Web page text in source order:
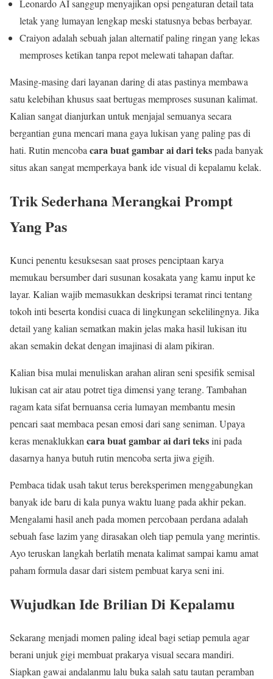
Leonardo AI sanggup menyajikan opsi pengaturan detail tata
letak yang lumayan lengkap meski statusnya bebas berbayar.
Craiyon adalah sebuah jalan alternatif paling ringan yang lekas
memproses ketikan tanpa repot melewati tahapan daftar.
Masing-masing dari layanan daring di atas pastinya membawa
satu kelebihan khusus saat bertugas memproses susunan kalimat.
Kalian sangat dianjurkan untuk menjajal semuanya secara
bergantian guna mencari mana gaya lukisan yang paling pas di
hati. Rutin mencoba cara buat gambar ai dari tekspada banyak
situs akan sangat memperkaya bank ide visual di kepalamu kelak.
Trik Sederhana Merangkai Prompt
Yang Pas
Kunci penentu kesuksesan saat proses penciptaan karya
memukau bersumber dari susunan kosakata yang kamu input ke
layar. Kalian wajib memasukkan deskripsi teramat rinci tentang
tokoh inti beserta kondisi cuaca di lingkungan sekelilingnya. Jika
detail yang kalian sematkan makin jelas maka hasil lukisan itu
akan semakin dekat dengan imajinasi di alam pikiran.
Kalian bisa mulai menuliskan arahan aliran seni spesifik semisal
lukisan cat air atau potret tiga dimensi yang terang. Tambahan
ragam kata sifat bernuansa ceria lumayan membantu mesin
pencari saat membaca pesan emosi dari sang seniman. Upaya
keras menaklukkan cara buat gambar ai dari teksini pada
dasarnya hanya butuh rutin mencoba serta jiwa gigih.
Pembaca tidak usah takut terus bereksperimen menggabungkan
banyak ide baru di kala punya waktu luang pada akhir pekan.
Mengalami hasil aneh pada momen percobaan perdana adalah
sebuah fase lazim yang dirasakan oleh tiap pemula yang merintis.
Ayo teruskan langkah berlatih menata kalimat sampai kamu amat
paham formula dasar dari sistem pembuat karya seni ini.
Wujudkan Ide Brilian Di Kepalamu
Sekarang menjadi momen paling ideal bagi setiap pemula agar
berani unjuk gigi membuat prakarya visual secara mandiri.
Siapkan gawai andalanmu lalu buka salah satu tautan peramban